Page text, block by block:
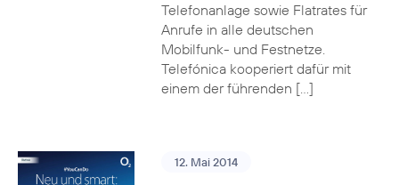
Telefonanlage sowie Flatrates für
Anrufe in alle deutschen
Mobilfunk- und Festnetze.
Telefónica kooperiert dafür mit
einem der führenden […]
12. Mai 2014